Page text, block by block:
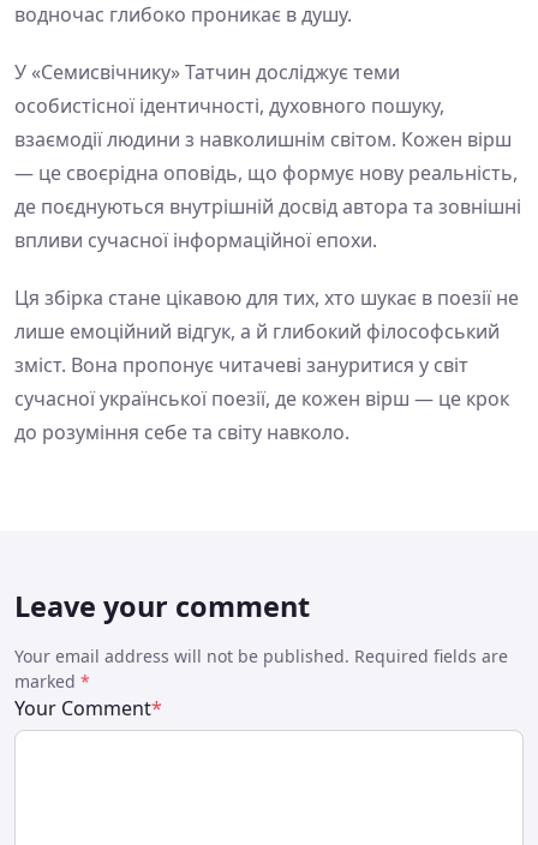
водночас глибоко проникає в душу.
У «Семисвічнику» Татчин досліджує теми
особистісної ідентичності, духовного пошуку,
взаємодії людини з навколишнім світом. Кожен вірш
— це своєрідна оповідь, що формує нову реальність,
де поєднуються внутрішній досвід автора та зовнішні
впливи сучасної інформаційної епохи.
Ця збірка стане цікавою для тих, хто шукає в поезії не
лише емоційний відгук, а й глибокий філософський
зміст. Вона пропонує читачеві зануритися у світ
сучасної української поезії, де кожен вірш — це крок
до розуміння себе та світу навколо.
Leave your comment
Your email address will not be published. Required fields are
marked *
Your Comment*